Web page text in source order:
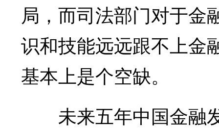
局，而司法部门对于金
识和技能远远跟不上金
基本上是个空缺。
未来五年中国金融